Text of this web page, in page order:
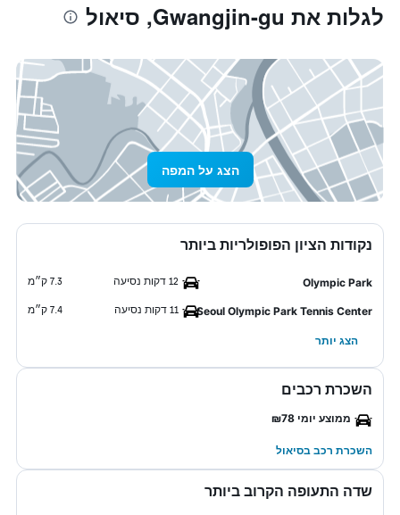
לגלות את Gwangjin-gu, סיאול
הצג על המפה
נקודות הציון הפופולריות ביותר
Olympic Park 12 דקות נסיעה 7.3 ק״מ
Seoul Olympic Park Tennis Center 11 דקות נסיעה 7.4 ק״מ
הצג יותר
השכרת רכבים
ממוצע יומי ₪78
השכרת רכב בסיאול
שדה התעופה הקרוב ביותר